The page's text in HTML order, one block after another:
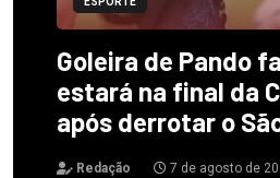
Goleira de Pando
estará na final da
após derrotar o
Redação 7 de agosto de